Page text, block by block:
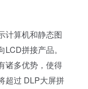
计算机和静态图
拼接产品。
诸多优势，使得
超过 DLP大屏拼